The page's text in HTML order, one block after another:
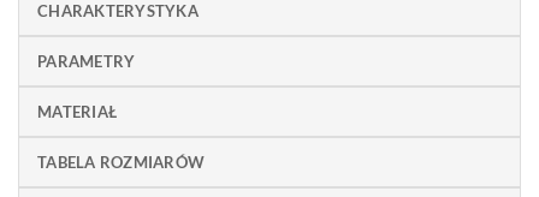
CHARAKTERYSTYKA
PARAMETRY
MATERIAŁ
TABELA ROZMIARÓW